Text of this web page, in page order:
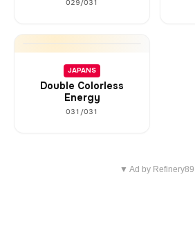
029/031
JAPANS
Double Colorless
Energy
031/031
▼ Ad by Refinery89